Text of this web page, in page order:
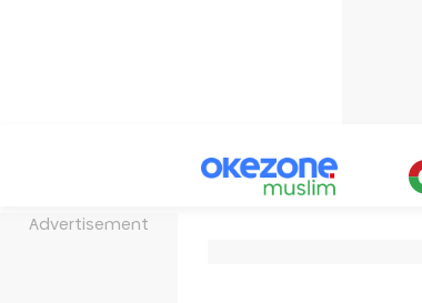
Advertisement